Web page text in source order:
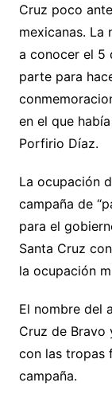
Cruz poco
mexicanas.
a conocer el 5
parte para
en el que
Porfirio Díaz.
La ocupación
campaña de
para el
Santa Cruz
la ocupación
El nombre del
Cruz de Bravo
con las tropas
campaña.